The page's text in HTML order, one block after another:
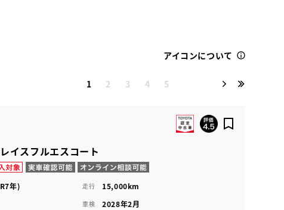
アイコンについて
1 2 3 4 5
イスフルエスコート
年) 走行 15,000km
車検 2028年2月